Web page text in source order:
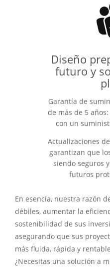
Diseño
futuro y
Garantía de
de más de 5
con un
Actualizaciones
garantizan que
siendo seguros
futuros
En esencia, nuestra razón
débiles, aumentar la
sostenibilidad de sus
asegurando que sus
más fluida, rápida y
¿Necesitas una solución a